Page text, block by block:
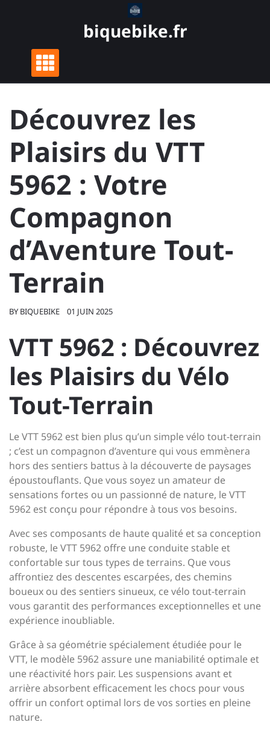
biquebike.fr
Découvrez les
Plaisirs du VTT
5962 : Votre
Compagnon
d’Aventure Tout-
Terrain
BY BIQUEBIKE 01 JUIN 2025
VTT 5962 : Découvrez
les Plaisirs du Vélo
Tout-Terrain
Le VTT 5962 est bien plus qu’un simple vélo tout-terrain
; c’est un compagnon d’aventure qui vous emmènera
hors des sentiers battus à la découverte de paysages
époustouflants. Que vous soyez un amateur de
sensations fortes ou un passionné de nature, le VTT
5962 est conçu pour répondre à tous vos besoins.
Avec ses composants de haute qualité et sa conception
robuste, le VTT 5962 offre une conduite stable et
confortable sur tous types de terrains. Que vous
affrontiez des descentes escarpées, des chemins
boueux ou des sentiers sinueux, ce vélo tout-terrain
vous garantit des performances exceptionnelles et une
expérience inoubliable.
Grâce à sa géométrie spécialement étudiée pour le
VTT, le modèle 5962 assure une maniabilité optimale et
une réactivité hors pair. Les suspensions avant et
arrière absorbent efficacement les chocs pour vous
offrir un confort optimal lors de vos sorties en pleine
nature.